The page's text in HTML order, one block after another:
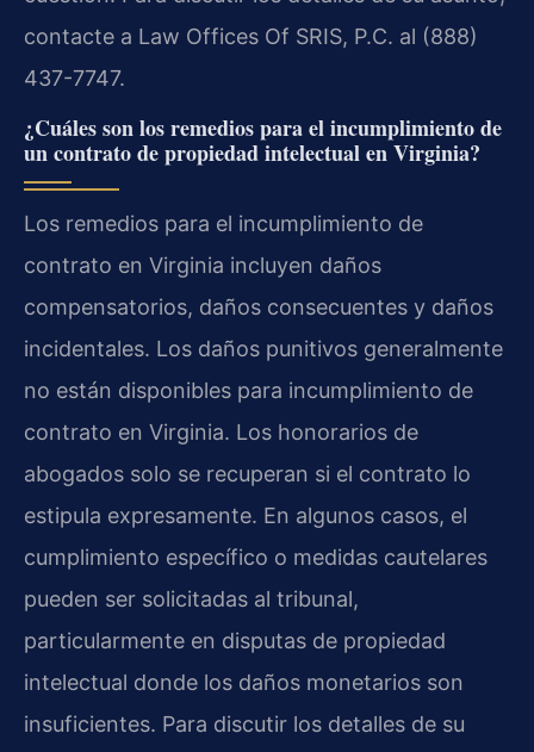
contacte a Law Offices Of SRIS, P.C. al (888)
437-7747.
¿Cuáles son los remedios para el incumplimiento de
un contrato de propiedad intelectual en Virginia?
Los remedios para el incumplimiento de
contrato en Virginia incluyen daños
compensatorios, daños consecuentes y daños
incidentales. Los daños punitivos generalmente
no están disponibles para incumplimiento de
contrato en Virginia. Los honorarios de
abogados solo se recuperan si el contrato lo
estipula expresamente. En algunos casos, el
cumplimiento específico o medidas cautelares
pueden ser solicitadas al tribunal,
particularmente en disputas de propiedad
intelectual donde los daños monetarios son
insuficientes. Para discutir los detalles de su